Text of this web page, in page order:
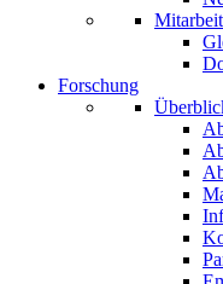
Forschung